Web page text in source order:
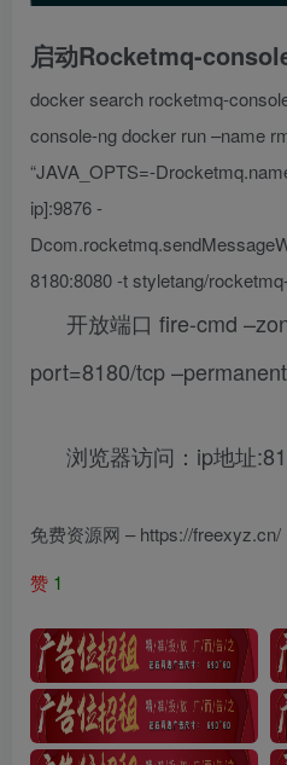
启动Rocketmq-
docker search rocketmq-
console-ng docker run –name
“JAVA_OPTS=-
ip]:9876 -
8180:8080 -t styletang/
开放端口 fire-cmd
port=8180/tcp –permanent
浏览器访问：ip地址
免费资源网 – https://freexyz.cn/
赞 1